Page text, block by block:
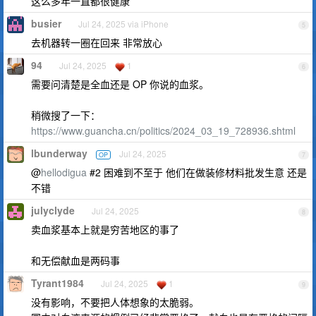
5
busier Jul 24, 2025 via iPhone
去机器转一圈在回来 非常放心
6
94 Jul 24, 2025 1
需要问清楚是全血还是 OP 你说的血浆。
稍微搜了一下：
https://www.guancha.cn/politics/2024_03_19_728936.shtml
7
lbunderway OP Jul 24, 2025
@hellodigua #2 困难到不至于 他们在做装修材料批发生意 还是
不错
8
julyclyde Jul 24, 2025
卖血浆基本上就是穷苦地区的事了
和无偿献血是两码事
9
Tyrant1984 Jul 24, 2025 1
没有影响，不要把人体想象的太脆弱。